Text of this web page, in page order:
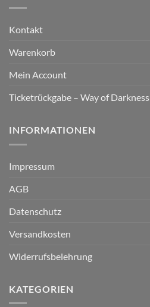
Kontakt
Warenkorb
Mein Account
Ticketrückgabe – Way of Darkness
INFORMATIONEN
Impressum
AGB
Datenschutz
Versandkosten
Widerrufsbelehrung
KATEGORIEN